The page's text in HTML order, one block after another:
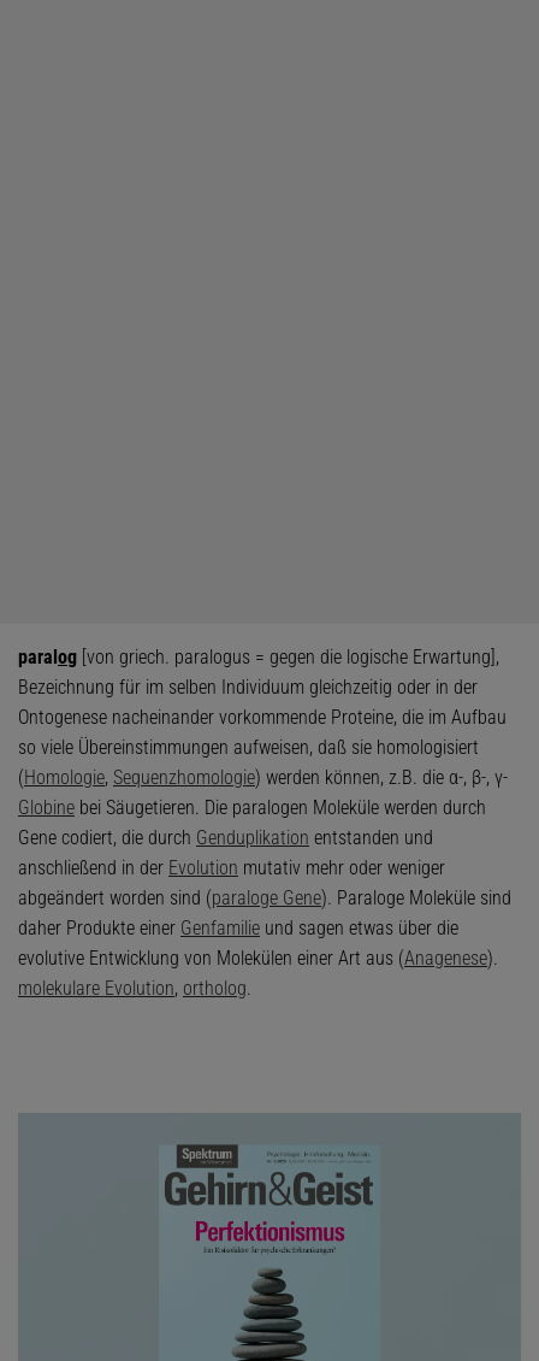
paralog [von griech. paralogus = gegen die logische Erwartung],
Bezeichnung für im selben Individuum gleichzeitig oder in der
Ontogenese nacheinander vorkommende Proteine, die im Aufbau
so viele Übereinstimmungen aufweisen, daß sie homologisiert
(Homologie, Sequenzhomologie) werden können, z.B. die α-, β-, γ-
Globine bei Säugetieren. Die paralogen Moleküle werden durch
Gene codiert, die durch Genduplikation entstanden und
anschließend in der Evolution mutativ mehr oder weniger
abgeändert worden sind (paraloge Gene). Paraloge Moleküle sind
daher Produkte einer Genfamilie und sagen etwas über die
evolutive Entwicklung von Molekülen einer Art aus (Anagenese).
molekulare Evolution, ortholog.